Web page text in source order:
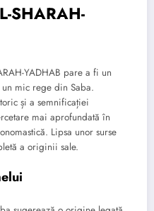
SHARAH-
YADHAB pare a fi un
mic rege din Saba.
și a semnificației
mai aprofundată în
Lipsa unor surse
a originii sale.